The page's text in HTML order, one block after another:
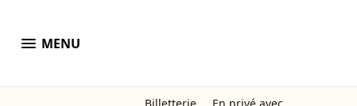
menu MENU
Billetterie En privé avec